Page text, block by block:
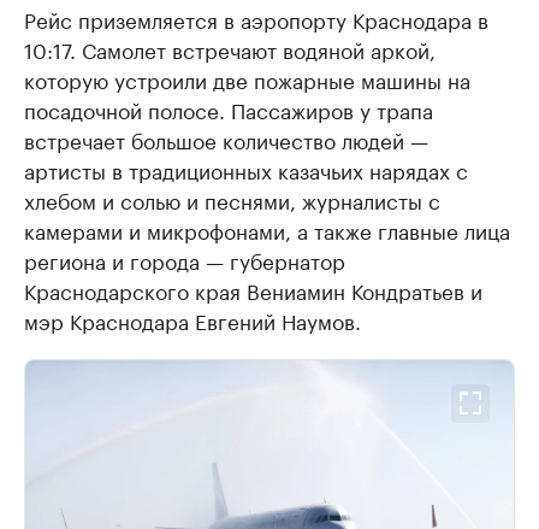
Рейс приземляется в аэропорту Краснодара в
10:17. Самолет встречают водяной аркой,
которую устроили две пожарные машины на
посадочной полосе. Пассажиров у трапа
встречает большое количество людей —
артисты в традиционных казачьих нарядах с
хлебом и солью и песнями, журналисты с
камерами и микрофонами, а также главные лица
региона и города — губернатор
Краснодарского края Вениамин Кондратьев и
мэр Краснодара Евгений Наумов.